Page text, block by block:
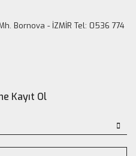
Bornova - İZMİR Tel: 0536 774
Kayıt Ol